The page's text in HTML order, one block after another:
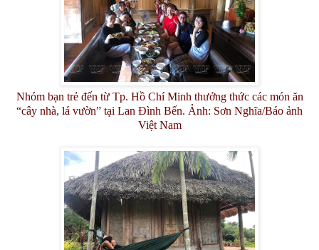
Nhóm bạn trẻ đến từ Tp. Hồ Chí Minh thưởng thức các món ăn
“cây nhà, lá vườn” tại Lan Đình Bến. Ảnh: Sơn Nghĩa/Báo ảnh
Việt Nam